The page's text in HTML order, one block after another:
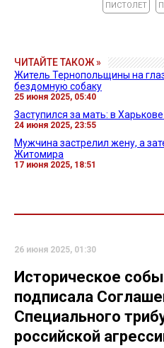
ПИСТОЛЕТ
ЧИТАЙТЕ ТАКОЖ »
Житель Тернопольщины на
бездомную собаку
25 июня 2025, 05:40
Заступился за мать: в
24 июня 2025, 23:55
Мужчина застрелил жену, а
Житомира
17 июня 2025, 18:51
26 июня 2025, 01:30
Историческое
подписала
Специального
российской